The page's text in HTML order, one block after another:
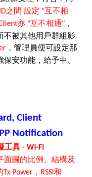
之間 設定 "互不相
亦 "互不相通" ，
不被其他用戶群組影
，管理員便可設定那
安功能，給予中、
Client
Notification
工具 - Wi-Fi
面圖的比例、結構及
Tx Power ， RSSI 和